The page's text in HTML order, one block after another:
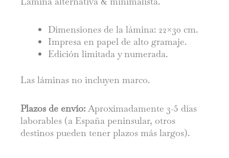
Dimensiones de la lámina: 22×30 cm.
Impresa en papel de alto gramaje.
Edición limitada y numerada.
Las láminas no incluyen marco.
Plazos de envío: Aproximadamente 3-5 días
laborables (a España peninsular, otros
destinos pueden tener plazos más largos).